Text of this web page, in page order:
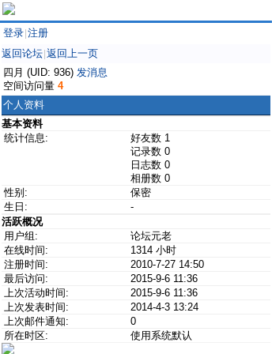
登录 注册
返回论坛 返回上一页
四月 (UID: 936) 发消息
空间访问量 4
个人资料
基本资料
统计信息:
好友数 1
记录数 0
日志数 0
相册数 0
性别:
保密
生日:
-
活跃概况
用户组:
论坛元老
在线时间:
1314 小时
注册时间:
2010-7-27 14:50
最后访问:
2015-9-6 11:36
上次活动时间:
2015-9-6 11:36
上次发表时间:
2014-4-3 13:24
上次邮件通知:
0
所在时区:
使用系统默认